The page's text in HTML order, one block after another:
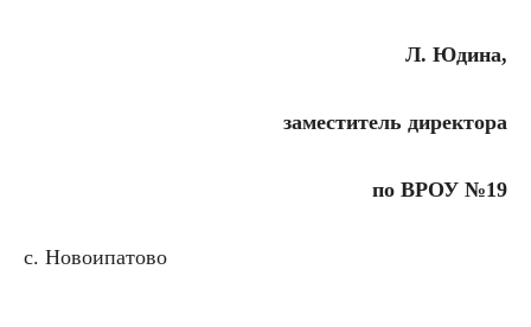
Л. Юдина,
заместитель директора
по ВРОУ №19
с. Новоипатово